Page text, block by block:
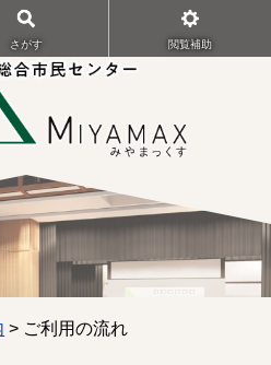
さがす 閲覧補助
> ご利用の流れ